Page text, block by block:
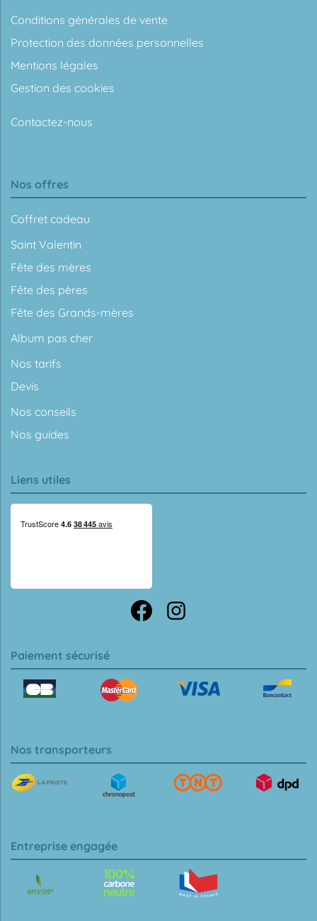
Conditions générales de vente
Protection des données personnelles
Mentions légales
Gestion des cookies
Contactez-nous
Nos offres
Coffret cadeau
Saint Valentin
Fête des mères
Fête des pères
Fête des Grands-mères
Album pas cher
Nos tarifs
Devis
Nos conseils
Nos guides
Liens utiles
Paiement sécurisé
Nos transporteurs
Entreprise engagée